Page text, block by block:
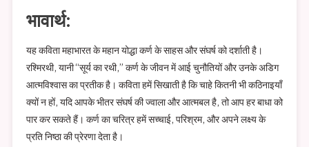
भावार्थ:
यह कविता महाभारत के महान योद्धा कर्ण के साहस और संघर्ष को दर्शाती है।
रश्मिरथी, यानी “सूर्य का रथी,” कर्ण के जीवन में आई चुनौतियों और उनके अडिग
आत्मविश्वास का प्रतीक है। कविता हमें सिखाती है कि चाहे कितनी भी कठिनाइयाँ
क्यों न हों, यदि आपके भीतर संघर्ष की ज्वाला और आत्मबल है, तो आप हर बाधा को
पार कर सकते हैं। कर्ण का चरित्र हमें सच्चाई, परिश्रम, और अपने लक्ष्य के
प्रति निष्ठा की प्रेरणा देता है।